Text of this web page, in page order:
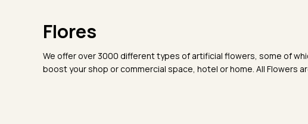
Flores
We offer over 3000 different types of artificial flowers, some of
boost your shop or commercial space, hotel or home. All Flowers